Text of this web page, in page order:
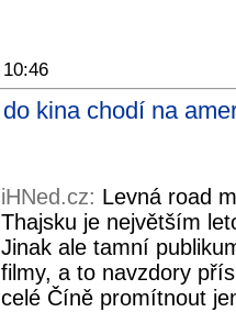
kina chodí na
iHNed.cz: Levná road
Thajsku je největším
Jinak ale tamní
filmy, a to navzdory
celé Číně promítnout